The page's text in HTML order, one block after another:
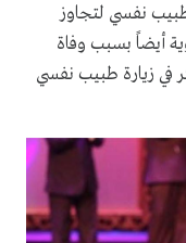
نفسي لتجاوز
أيضاً بسبب وفاة
فكر في زيارة طبيب نفسي